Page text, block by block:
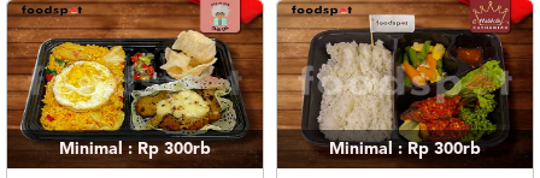
MEREKA
KATALOG
LOYALTY
PROGRAM
Minimal : Rp 300rb Minimal : Rp 300rb